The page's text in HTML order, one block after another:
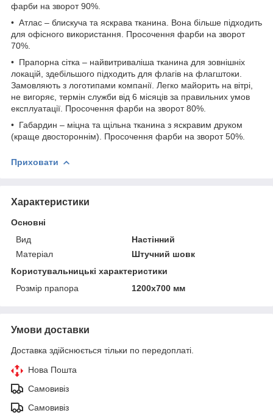
фарби на зворот 90%.
• Атлас – блискуча та яскрава тканина. Вона більше підходить
для офісного використання. Просочення фарби на зворот
70%.
• Прапорна сітка – найвитриваліша тканина для зовнішніх
локацій, здебільшого підходить для флагів на флагштоки.
Замовляють з логотипами компанії. Легко майорить на вітрі,
не вигоряє, термін служби від 6 місяців за правильних умов
експлуатації. Просочення фарби на зворот 80%.
• Габардин – міцна та щільна тканина з яскравим друком
(краще двостороннім). Просочення фарби на зворот 50%.
Приховати
Характеристики
Основні
Вид
Настінний
Матеріал
Штучний шовк
Користувальницькі характеристики
Розмір прапора
1200х700 мм
Умови доставки
Доставка здійснюється тільки по передоплаті.
Нова Пошта
Самовивіз
Самовивіз